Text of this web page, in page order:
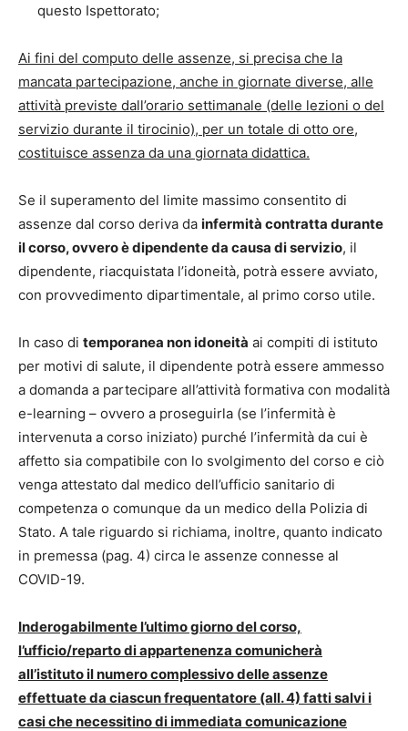
questo Ispettorato;
Ai fini del computo delle assenze, si precisa che la
mancata partecipazione, anche in giornate diverse, alle
attività previste dall’orario settimanale (delle lezioni o del
servizio durante il tirocinio), per un totale di otto ore,
costituisce assenza da una giornata didattica.
Se il superamento del limite massimo consentito di
assenze dal corso deriva da infermità contratta durante
il corso, ovvero è dipendente da causa di servizio, il
dipendente, riacquistata l’idoneità, potrà essere avviato,
con provvedimento dipartimentale, al primo corso utile.
In caso di temporanea non idoneità ai compiti di istituto
per motivi di salute, il dipendente potrà essere ammesso
a domanda a partecipare all’attività formativa con modalità
e-learning – ovvero a proseguirla (se l’infermità è
intervenuta a corso iniziato) purché l’infermità da cui è
affetto sia compatibile con lo svolgimento del corso e ciò
venga attestato dal medico dell’ufficio sanitario di
competenza o comunque da un medico della Polizia di
Stato. A tale riguardo si richiama, inoltre, quanto indicato
in premessa (pag. 4) circa le assenze connesse al
COVID-19.
Inderogabilmente l’ultimo giorno del corso,
l’ufficio/reparto di appartenenza comunicherà
all’istituto il numero complessivo delle assenze
effettuate da ciascun frequentatore (all. 4) fatti salvi i
casi che necessitino di immediata comunicazione